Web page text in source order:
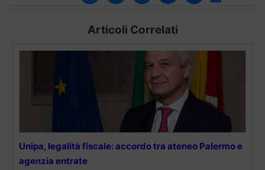
Articoli Correlati
Unipa, legalità fiscale: accordo tra ateneo Palermo e
agenzia entrate